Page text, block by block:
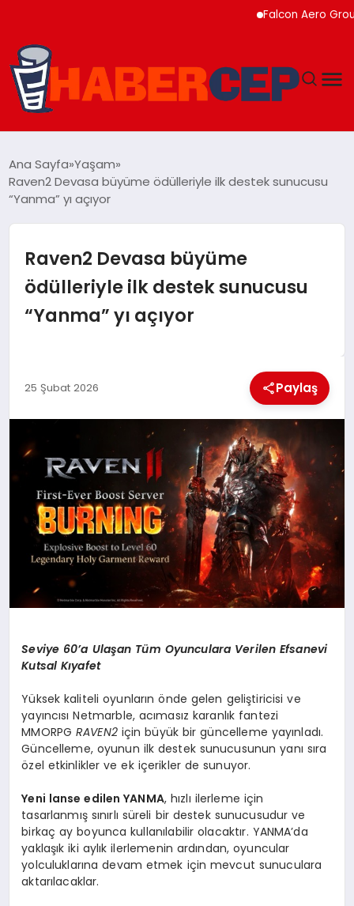
Falcon Aero Group,
GÜNDEM
SOSYAL MEDYA
Ana Sayfa Yaşam
Raven2 Devasa büyüme ödülleriyle ilk destek sunucusu
“Yanma” yı açıyor
Raven2 Devasa büyüme
ödülleriyle ilk destek sunucusu
“Yanma” yı açıyor
25 Şubat 2026 Paylaş
Seviye 60’a Ulaşan Tüm Oyunculara Verilen Efsanevi
Kutsal Kıyafet
Yüksek kaliteli oyunların önde gelen geliştiricisi ve
yayıncısı Netmarble, acımasız karanlık fantezi
MMORPGRAVEN2için büyük bir güncelleme yayınladı.
Güncelleme, oyunun ilk destek sunucusunun yanı sıra
özel etkinlikler ve ek içerikler de sunuyor.
Yeni lanse edilen YANMA, hızlı ilerleme için
tasarlanmış sınırlı süreli bir destek sunucusudur ve
birkaç ay boyunca kullanılabilir olacaktır. YANMA’da
yaklaşık iki aylık ilerlemenin ardından, oyuncular
yolculuklarına devam etmek için mevcut sunuculara
aktarılacaklar.